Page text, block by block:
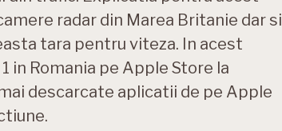
radar din Marea Britanie dar si
tara pentru viteza. In acest
in Romania pe Apple Store la
descarcate aplicatii de pe Apple